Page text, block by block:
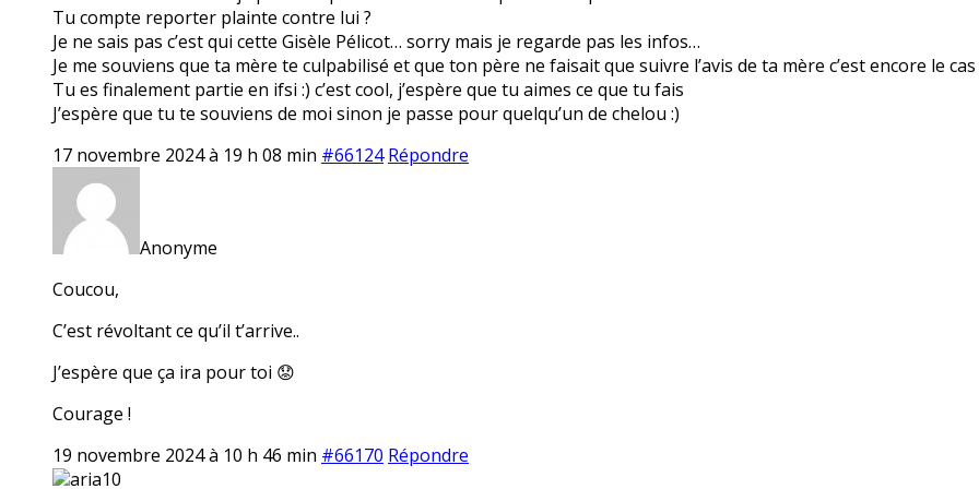
Tu compte reporter plainte contre lui ?
Je ne sais pas c’est qui cette Gisèle Pélicot… sorry mais je regarde pas les infos…
Je me souviens que ta mère te culpabilisé et que ton père ne faisait que suivre l’avis de ta mère c’est encore le cas
Tu es finalement partie en ifsi :) c’est cool, j’espère que tu aimes ce que tu fais
J’espère que tu te souviens de moi sinon je passe pour quelqu’un de chelou :)
17 novembre 2024 à 19 h 08 min #66124 Répondre
Anonyme
Coucou,
C’est révoltant ce qu’il t’arrive..
J’espère que ça ira pour toi 😟
Courage !
19 novembre 2024 à 10 h 46 min #66170 Répondre
aria10